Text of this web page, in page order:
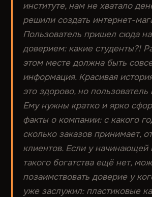
институте, нам не хватало
решили создать интернет-
Пользователь пришел сюда
доверием: какие студенты?!
этом месте должна быть
информация. Красивая
это здорово, но
Ему нужны кратко и ярко
факты о компании: с какого
сколько заказов принимает,
клиентов. Если у начинающей
такого богатства ещё нет,
позаимствовать доверие у
уже заслужил: пластиковые